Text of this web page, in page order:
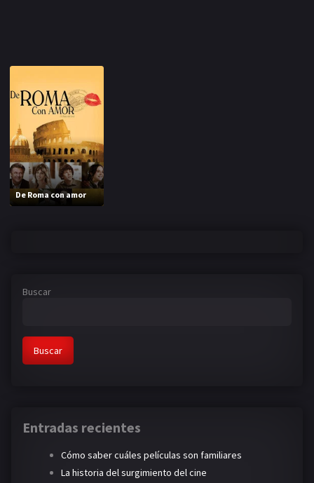
De Roma con amor
Buscar
Buscar
Entradas recientes
Cómo saber cuáles películas son familiares
La historia del surgimiento del cine